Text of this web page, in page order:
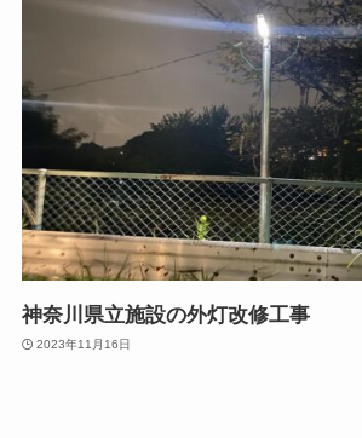
神奈川県立施設の外灯改修工事
2023年11月16日